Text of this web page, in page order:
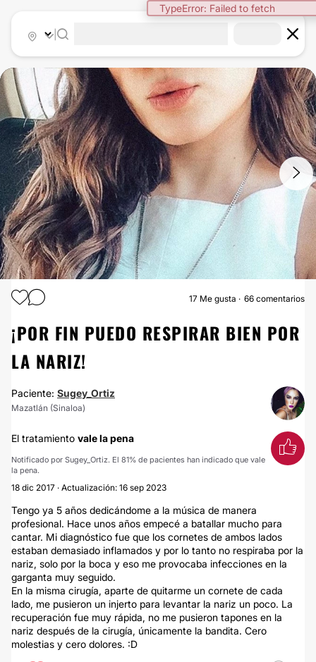
RINOPLASTIA
17 Me gusta 66 comentarios
¡POR FIN PUEDO RESPIRAR BIEN POR
LA NARIZ!
Paciente: Sugey_Ortiz
Mazatlán (Sinaloa)
El tratamiento vale la pena
Notificado por Sugey_Ortiz. El 81% de pacientes han indicado que vale
la pena.
18 dic 2017 · Actualización: 16 sep 2023
Tengo ya 5 años dedicándome a la música de manera
profesional. Hace unos años empecé a batallar mucho para
cantar. Mi diagnóstico fue que los cornetes de ambos lados
estaban demasiado inflamados y por lo tanto no respiraba por la
nariz, solo por la boca y eso me provocaba infecciones en la
garganta muy seguido.
En la misma cirugía, aparte de quitarme un cornete de cada
lado, me pusieron un injerto para levantar la nariz un poco. La
recuperación fue muy rápida, no me pusieron tapones en la
nariz después de la cirugía, únicamente la bandita. Cero
molestias y cero dolores. :D